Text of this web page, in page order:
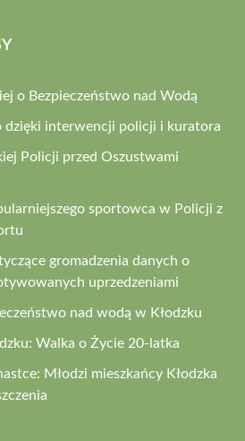
o Bezpieczeństwo nad Wodą
dzięki interwencji policji i kuratora
Policji przed Oszustwami
sportowca w Policji z
gromadzenia danych o
uprzedzeniami
nad wodą w Kłodzku
Walka o Życie 20-latka
Młodzi mieszkańcy Kłodzka